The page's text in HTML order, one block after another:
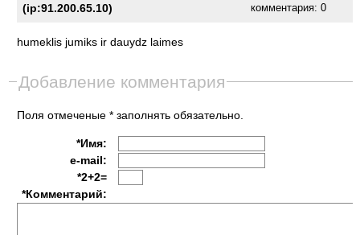
(ip:91.200.65.10)
комментария:0
humeklis jumiks ir dauydz laimes
Добавление комментария
Поля отмеченые * заполнять обязательно.
*Имя:
e-mail:
*2+2=
*Комментарий: